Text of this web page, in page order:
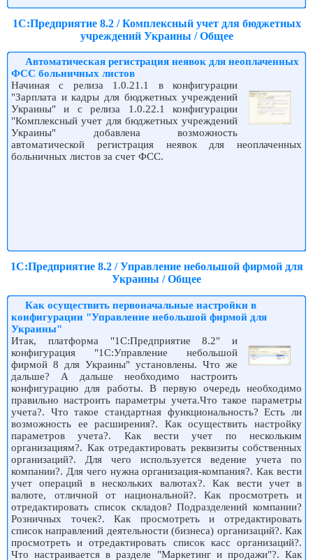
1С:Предприятие 8.2 / Комплексный учет для бюджетных
учреждений Украины / Общее
Автоматическая регистрация неявок для неоплаченных
ФСС больничных листов
Начиная с релиза 1.0.21.1 в конфигурации
"Зарплата и кадры для бюджетных учреждений
Украины" и с релиза 1.0.22.1 конфигурации
"Комплексный учет для бюджетных учреждений
Украины" добавлена возможность
автоматической регистрация неявок для неоплаченных
больничных листов за счет ФСС.
1С:Предприятие 8.2 / Управление небольшой фирмой для
Украины / Общее
Как осуществить первоначальные настройки в
конфигурации "Управление небольшой фирмой для
Украины"
Итак, платформа "1С:Предприятие 8.2" и
конфигурация "1С:Управление небольшой
фирмой 8 для Украины" установлены. Что же
дальше? А дальше необходимо настроить
конфигурацию для работы. В первую очередь необходимо
правильно настроить параметры учета.Что такое параметры
учета?. Что такое стандартная функциональность? Есть ли
возможность ее расширения?. Как осуществить настройку
параметров учета?. Как вести учет по нескольким
организациям?. Как отредактировать реквизиты собственных
организаций?. Для чего используется ведение учета по
компании?. Для чего нужна организация-компания?. Как вести
учет операций в нескольких валютах?. Как вести учет в
валюте, отличной от национальной?. Как просмотреть и
отредактировать список складов? Подразделений компании?
Розничных точек?. Как просмотреть и отредактировать
список направлений деятельности (бизнеса) организаций?. Как
просмотреть и отредактировать список касс организаций?.
Что настраивается в разделе "Маркетинг и продажи"?. Как